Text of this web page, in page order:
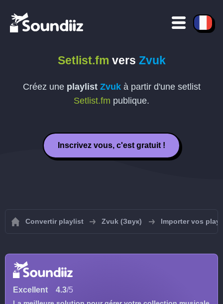
Setlist.fm vers Zvuk
Créez une playlist Zvukà partir d'une setlist
Setlist.fm publique.
Inscrivez vous, c'est gratuit !
Convertir playlist Zvuk (Звук) Importer vos
Excellent 4.3/5